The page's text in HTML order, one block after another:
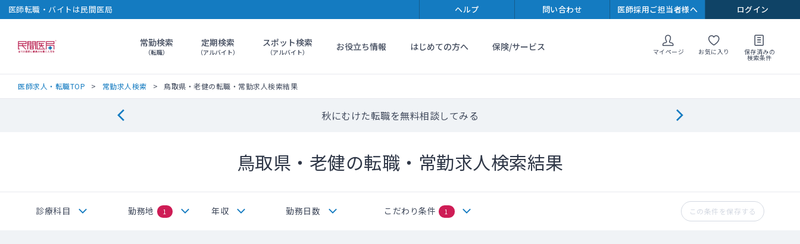
医師転職・バイトは民間医局 ヘルプ 問い合わせ 医師採用ご担当者様へ ログイン
民間医局常勤検索
（転職）
定期検索
（アルバイト）
スポット検索
（アルバイト） お役立ち情報 はじめての方へ 保険/サービス マイページ お気に入り 保存済みの
検索条件
医師求人・転職TOP 常勤求人検索 鳥取県・老健の転職・常勤求人検索結果
秋にむけた転職を無料相談してみる
鳥取県・老健の転職・常勤求人検索結果
診療科目 勤務地 1 年収 勤務日数 こだわり条件 1 この条件を保存する